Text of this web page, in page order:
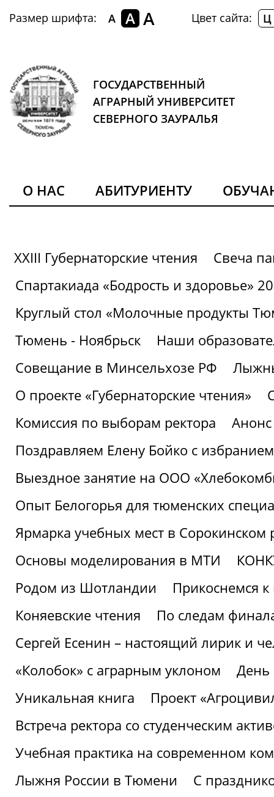
Размер шрифта: A A A Цвет сайта: Ц
ГОСУДАРСТВЕННЫЙ
АГРАРНЫЙ УНИВЕРСИТЕТ
СЕВЕРНОГО ЗАУРАЛЬЯ
О НАС АБИТУРИЕНТУ
XXIII Губернаторские чтения
Свеча
Спартакиада «Бодрость и здоровье»
Круглый стол «Молочные продукты
Тюмень - Ноябрьск
Наши
Совещание в Минсельхозе РФ
О проекте «Губернаторские чтения»
Комиссия по выборам ректора
Поздравляем Елену Бойко с
Выездное занятие на ООО
Опыт Белогорья для тюменских
Ярмарка учебных мест в Сорокинском
Основы моделирования в МТИ
Родом из Шотландии
Прикоснемся
Коняевские чтения
По следам
Сергей Есенин – настоящий лирик и
«Колобок» с аграрным уклоном
День
Уникальная книга
Проект
Встреча ректора со студенческим
Учебная практика на современном
Лыжня России в Тюмени
С